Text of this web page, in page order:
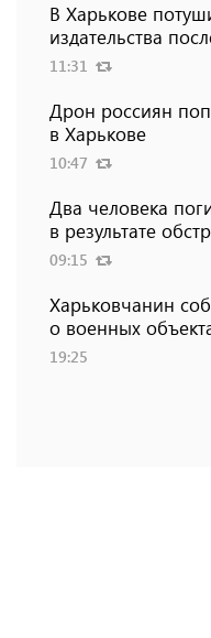
В Харькове
издательства
11:31
Дрон россиян
в Харькове
10:47
Два человека
в результате
09:15
Харьковчанин
о военных
19:25